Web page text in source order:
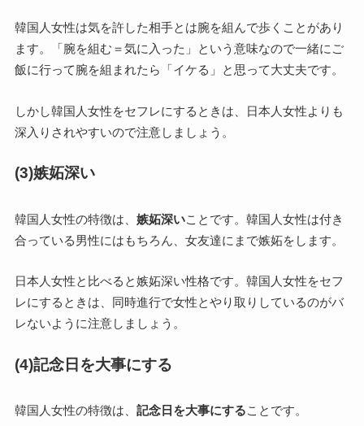
韓国人女性は気を許した相手とは腕を組んで歩くことがあり
ます。「腕を組む＝気に入った」という意味なので一緒にご
飯に行って腕を組まれたら「イケる」と思って大丈夫です。
しかし韓国人女性をセフレにするときは、日本人女性よりも
深入りされやすいので注意しましょう。
(3)嫉妬深い
韓国人女性の特徴は、 嫉妬深いことです。韓国人女性は付き
合っている男性にはもちろん、女友達にまで嫉妬をします。
日本人女性と比べると嫉妬深い性格です。韓国人女性をセフ
レにするときは、同時進行で女性とやり取りしているのがバ
レないように注意しましょう。
(4)記念日を大事にする
韓国人女性の特徴は、 記念日を大事にすることです。